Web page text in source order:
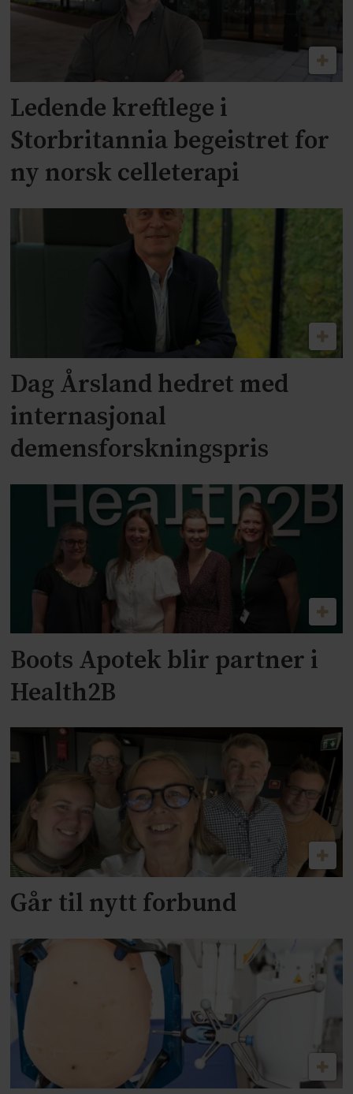
Ledende kreftlege i
Storbritannia begeistret for
ny norsk celleterapi
Dag Årsland hedret med
internasjonal
demensforskningspris
Boots Apotek blir partner i
Health2B
Går til nytt forbund